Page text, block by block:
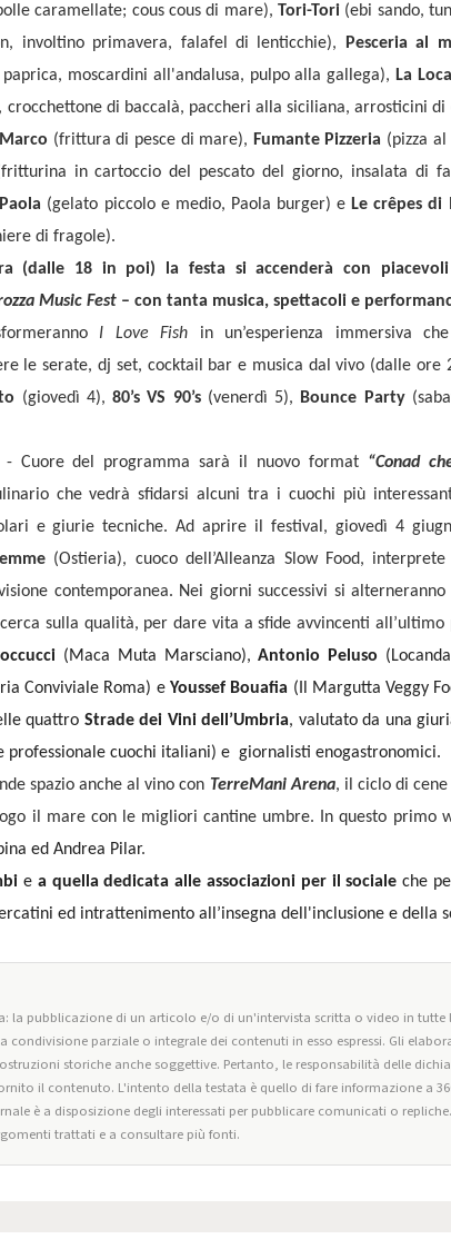
caramellate; cous cous di mare), Tori-Tori(ebi sando,
involtino primavera, falafel di lenticchie),
Pesceria al
moscardini all'andalusa, pulpo alla gallega), La
crocchettone di baccalà, paccheri alla siciliana, arrosticini
(frittura di pesce di mare), Fumante Pizzeria (pizza
in cartoccio del pescato del giorno, insalata di
(gelato piccolo e medio, Paola burger) e Le crêpes di
di fragole).
(dalle 18 in poi) la festa si accenderà con
Music Fest – con tanta musica, spettacoli e
I Love Fish in un’esperienza immersiva
le serate, dj set, cocktail bar e musica dal vivo (dalle ore
(giovedì 4),80’s VS 90’s(venerdì 5), Bounce Party
- Cuore del programma sarà il nuovo format “Conad
che vedrà sfidarsi alcuni tra i cuochi più
e giurie tecniche. Ad aprire il festival, giovedì 4
(Ostieria), cuoco dell’Alleanza Slow Food,
contemporanea. Nei giorni successivi si
sulla qualità, per dare vita a sfide avvincenti all’ultimo
(Maca Muta Marsciano),Antonio Peluso
Conviviale Roma) e Youssef Bouafia (Il Margutta Veggy
quattro Strade dei Vini dell’Umbria, valutato da una
professionale cuochi italiani) e giornalisti enogastronomici.
spazio anche al vino con TerreMani Arena, il ciclo di
il mare con le migliori cantine umbre. In questo primo
ed Andrea Pilar.
e a quella dedicata alle associazioni per il socialeche
ed intrattenimento all’insegna dell'inclusione e della
la pubblicazione di un articolo e/o di un'intervista scritta o video in tutte
condivisione parziale o integrale dei contenuti in esso espressi. Gli
storiche anche soggettive. Pertanto, le responsabilità delle
il contenuto. L'intento della testata è quello di fare informazione a
è a disposizione degli interessati per pubblicare comunicati o
trattati e a consultare più fonti.